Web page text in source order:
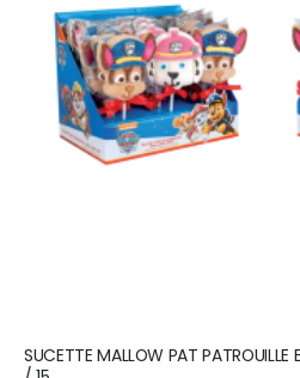
SUCETTE MALLOW PAT PATROUILLE